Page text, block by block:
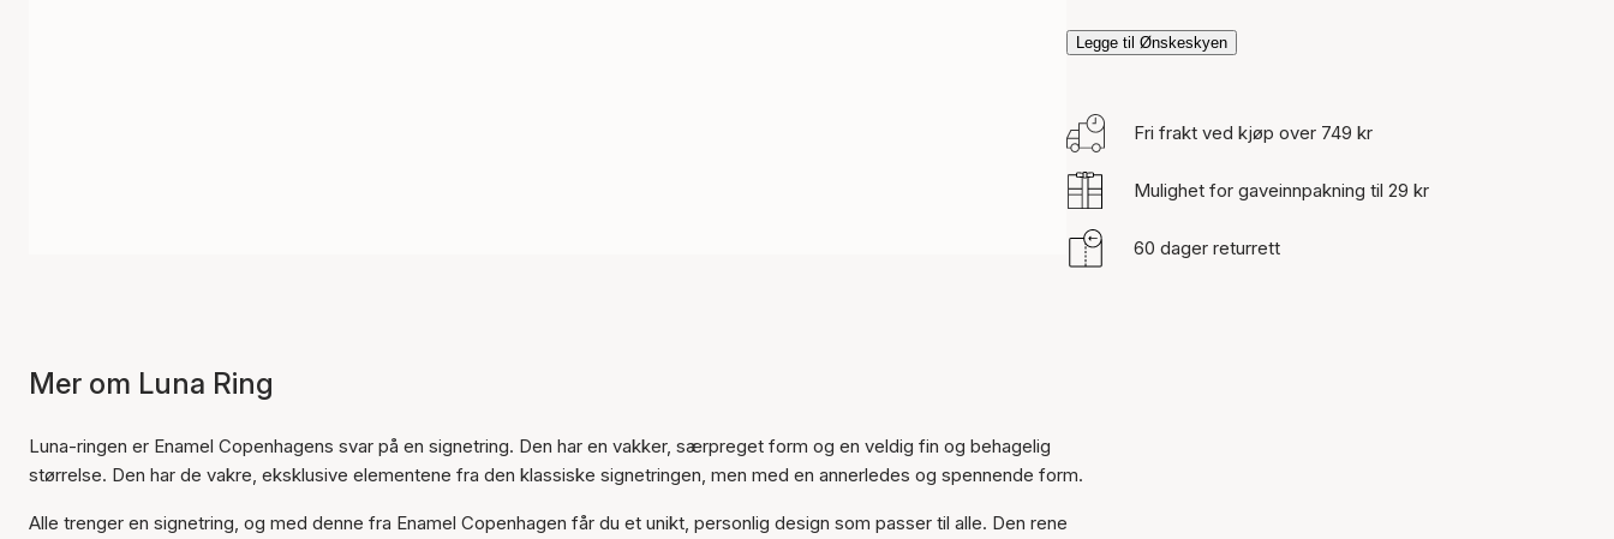
Legge til Ønskeskyen
handlekurven
Fri frakt ved kjøp over 749 kr
Mulighet for gaveinnpakning til 29 kr
60 dager returrett
Mer om Luna Ring
Luna-ringen er Enamel Copenhagens svar på en signetring. Den har en vakker, særpreget form og en veldig fin og behagelig
størrelse. Den har de vakre, eksklusive elementene fra den klassiske signetringen, men med en annerledes og spennende form.
Alle trenger en signetring, og med denne fra Enamel Copenhagen får du et unikt, personlig design som passer til alle. Den rene